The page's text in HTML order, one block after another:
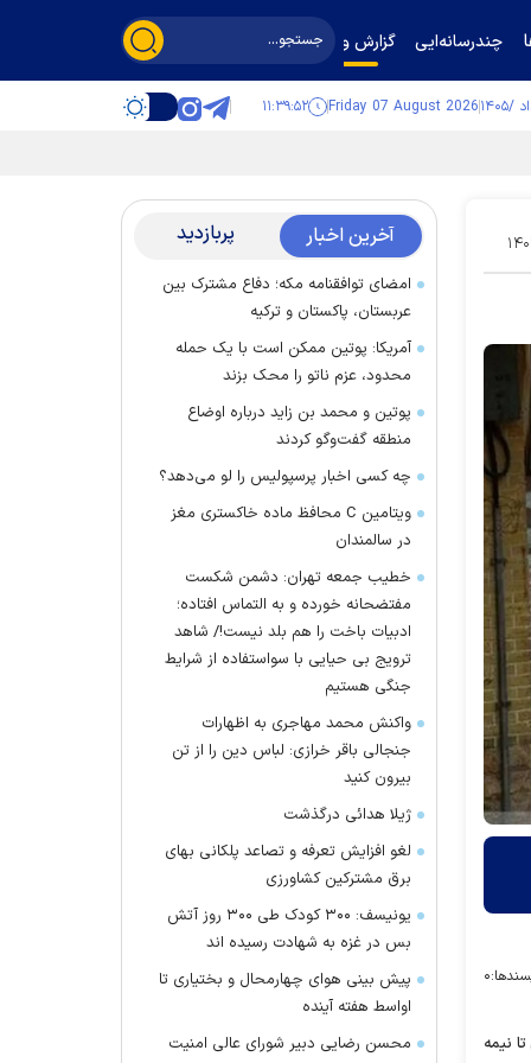
چندرسانه‌ایی گزارش و گفت‌وگو
Friday 07 August 2026 ۱۱:۳۹:۵۳
۱۹
۰
نیمه
آخرین اخبار پربازدید
امضای توافقنامه مکه؛ دفاع مشترک بین
عربستان، پاکستان و ترکیه
آمریکا: پوتین ممکن است با یک حمله
محدود، عزم ناتو را محک بزند
پوتین و محمد بن زاید درباره اوضاع
منطقه گفت‌وگو کردند
چه کسی اخبار پرسپولیس را لو می‌دهد؟
ویتامین C محافظ ماده خاکستری مغز
در سالمندان
خطیب جمعه تهران: دشمن شکست
مفتضحانه خورده و به التماس افتاده؛
ادبیات باخت را هم بلد نیست!/ شاهد
ترویج بی حیایی با سواستفاده از شرایط
جنگی هستیم
واکنش محمد مهاجری به اظهارات
جنجالی باقر خرازی: لباس دین را از تن
بیرون کنید
ژیلا هدائی درگذشت
لغو افزایش تعرفه و تصاعد پلکانی بهای
برق مشترکین کشاورزی
یونیسف: ۳۰۰ کودک طی ۳۰۰ روز آتش
بس در غزه به شهادت رسیده اند
پیش بینی هوای چهارمحال و بختیاری تا
اواسط هفته آینده
محسن رضایی دبیر شورای عالی امنیت